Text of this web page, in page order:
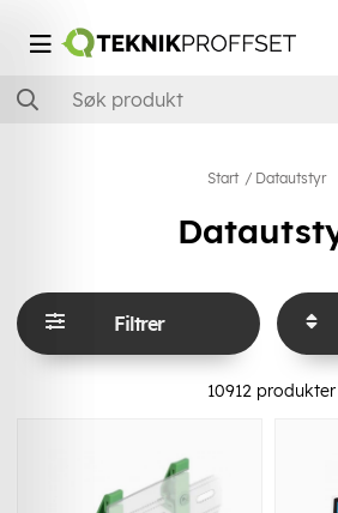
Start Datautstyr
Filtrer
10912produkter